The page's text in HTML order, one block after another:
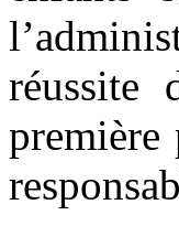
réussite
première